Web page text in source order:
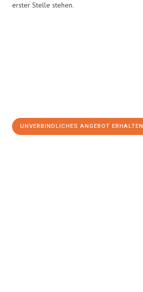
erster Stelle stehen.
UNVERBINDLICHES ANGEBOT ERHALTEN